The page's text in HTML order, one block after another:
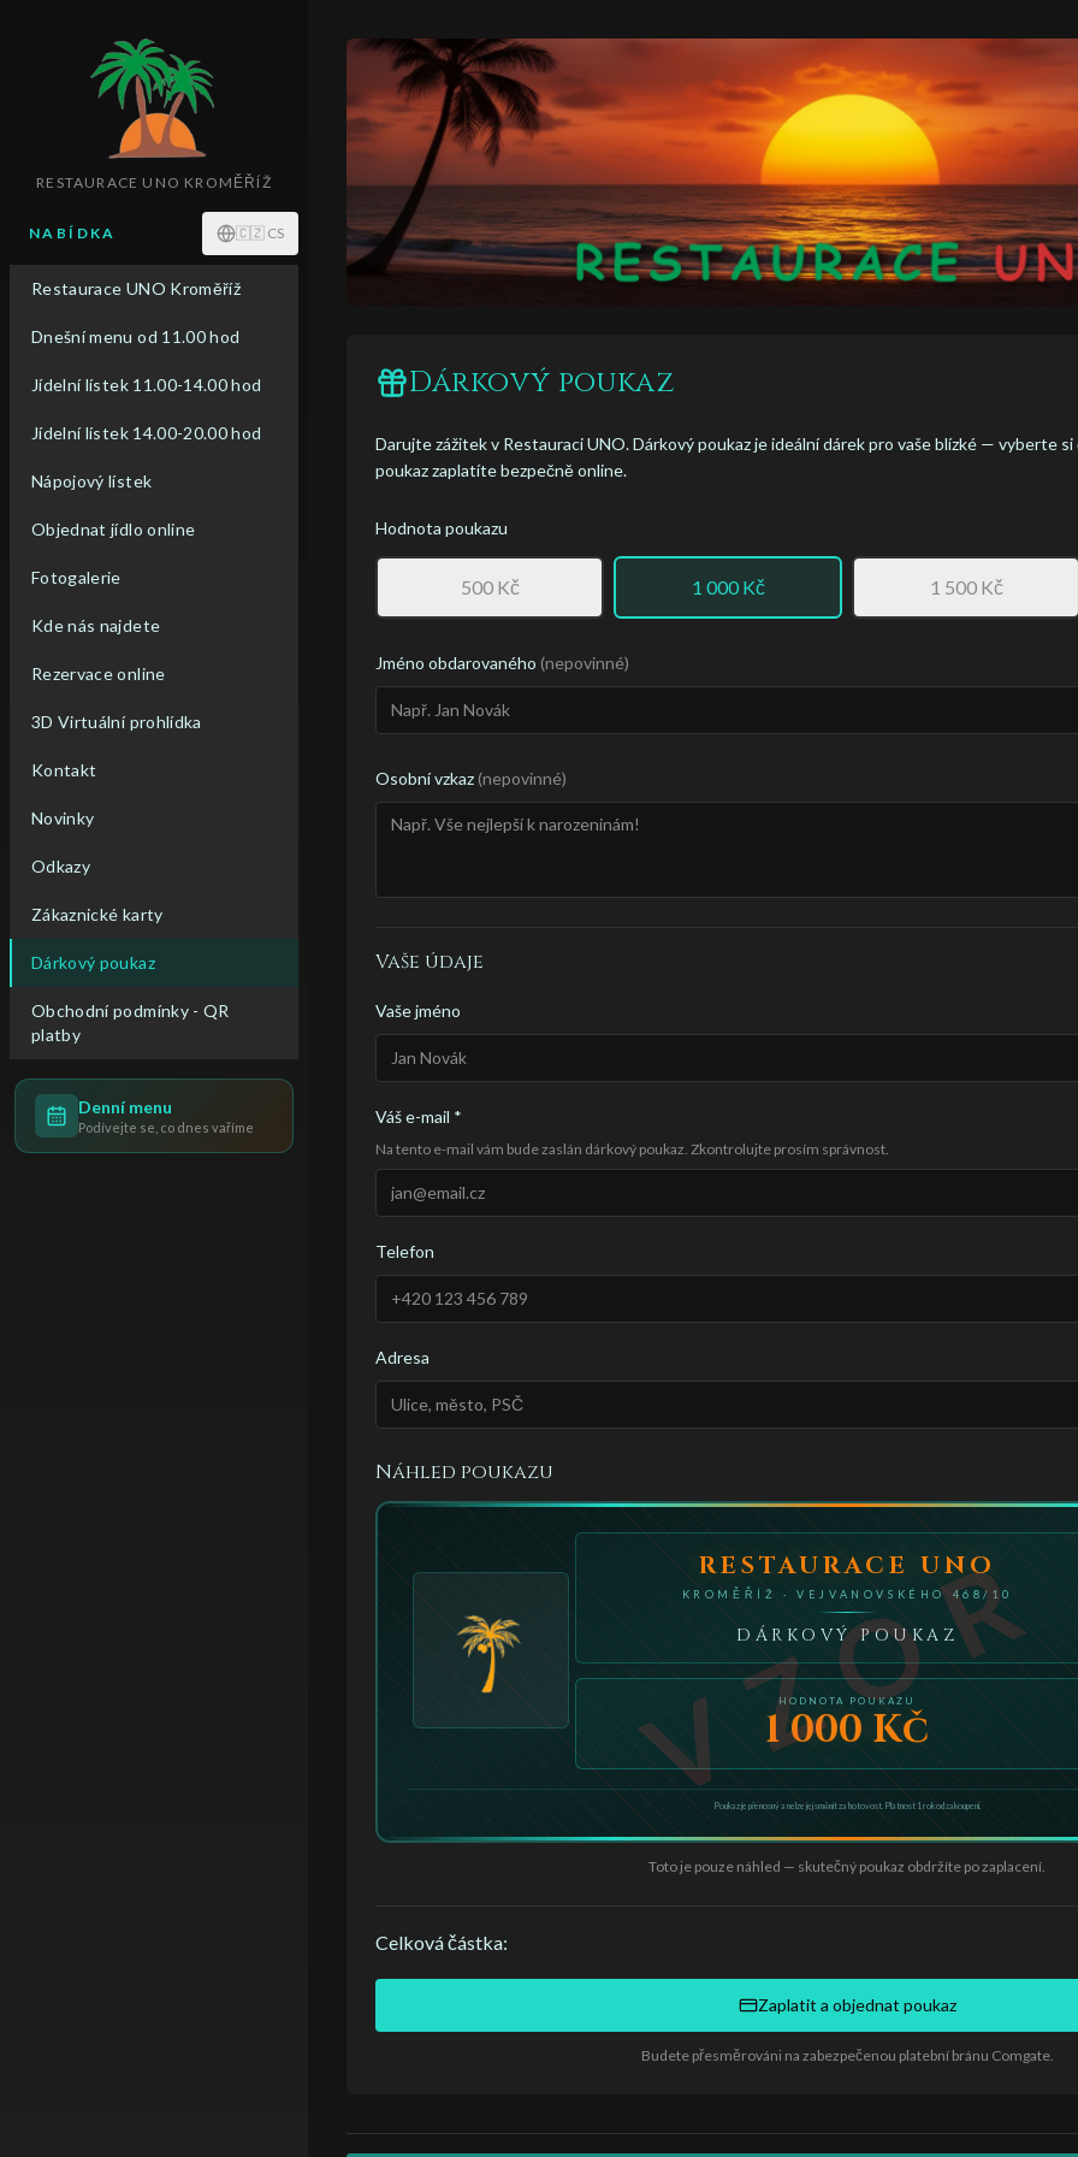
RESTAURACE UNO KROMĚŘÍŽ
NABÍDKA 🇨🇿 CS
Restaurace UNO Kroměříž
Dnešní menu od 11.00 hod
Jídelní lístek 11.00-14.00 hod
Jídelní lístek 14.00-20.00 hod
Nápojový lístek
Objednat jídlo online
Fotogalerie
Kde nás najdete
Rezervace online
3D Virtuální prohlídka
Kontakt
Novinky
Odkazy
Zákaznické karty
Dárkový poukaz
Obchodní podmínky - QR
platby
Denní menu
Podívejte se, co dnes vaříme
Dárkový poukaz
Darujte zážitek v Restauraci UNO. Dárkový poukaz je ideální dárek pro vaše blízké — vyberte
poukaz zaplatíte bezpečně online.
Hodnota poukazu
500Kč 1 000Kč 1 500Kč
Jméno obdarovaného (nepovinné)
Osobní vzkaz (nepovinné)
Vaše údaje
Vaše jméno
Váš e-mail *
Na tento e-mail vám bude zaslán dárkový poukaz. Zkontrolujte prosím správnost.
Telefon
Adresa
Náhled poukazu
VZOR
RESTAURACE UNO
KROMĚŘÍŽ · VEJVANOVSKÉHO 468/10
DÁRKOVÝ POUKAZ
HODNOTA POUKAZU
1 000 Kč
Poukaz je přenosný a nelze jej směnit za hotovost. Platnost 1 rok od zakoupení.
Toto je pouze náhled — skutečný poukaz obdržíte po zaplacení.
Celková částka:
Zaplatit a objednat poukaz
Budete přesměrováni na zabezpečenou platební bránu Comgate.